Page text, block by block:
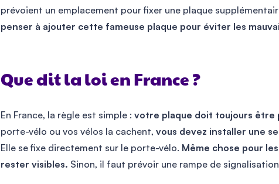
prévoient un emplacement pour fixer une plaque
penser à ajouter cette fameuse plaque pour éviter les
Que dit la loi en France ?
En France, la règle est simple : votre plaque doit toujours être
porte-vélo ou vos vélos la cachent, vous devez installer une
Elle se fixe directement sur le porte-vélo. Même chose pour
rester visibles. Sinon, il faut prévoir une rampe de